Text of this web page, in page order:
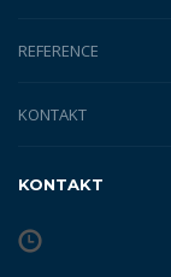
REFERENCE
KONTAKT
KONTAKT